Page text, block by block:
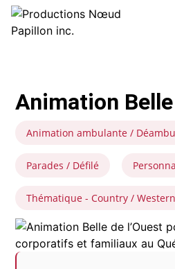
Animation Belle
Animation ambulante /
Parades / Défilé
Thématique - Country / Western